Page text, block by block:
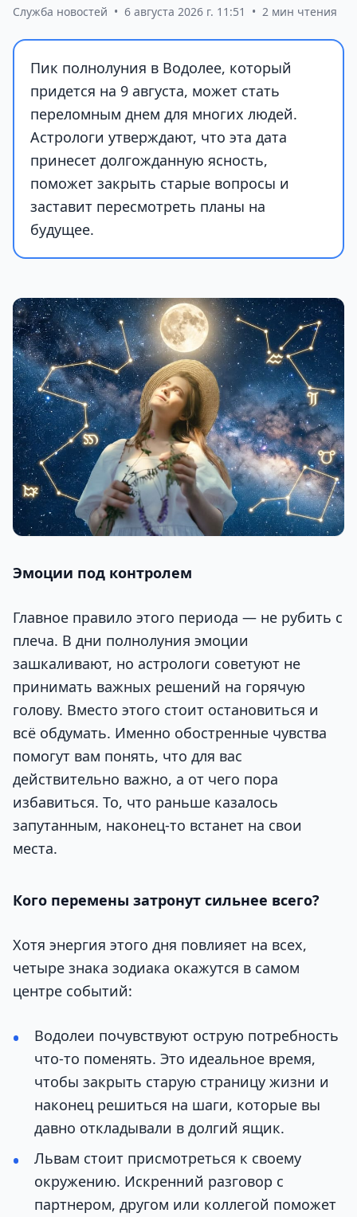
Служба новостей • 6 августа 2026 г. 11:51 • 2 мин чтения
Пик полнолуния в Водолее, который
придется на 9 августа, может стать
переломным днем для многих людей.
Астрологи утверждают, что эта дата
принесет долгожданную ясность,
поможет закрыть старые вопросы и
заставит пересмотреть планы на
будущее.
Эмоции под контролем
Главное правило этого периода — не рубить с
плеча. В дни полнолуния эмоции
зашкаливают, но астрологи советуют не
принимать важных решений на горячую
голову. Вместо этого стоит остановиться и
всё обдумать. Именно обостренные чувства
помогут вам понять, что для вас
действительно важно, а от чего пора
избавиться. То, что раньше казалось
запутанным, наконец-то встанет на свои
места.
Кого перемены затронут сильнее всего?
Хотя энергия этого дня повлияет на всех,
четыре знака зодиака окажутся в самом
центре событий:
Водолеи почувствуют острую потребность
что-то поменять. Это идеальное время,
чтобы закрыть старую страницу жизни и
наконец решиться на шаги, которые вы
давно откладывали в долгий ящик.
Львам стоит присмотреться к своему
окружению. Искренний разговор с
партнером, другом или коллегой поможет